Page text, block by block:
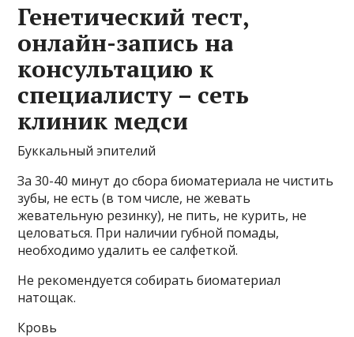
Генетический тест,
онлайн-запись на
консультацию к
специалисту – сеть
клиник медси
Буккальный эпителий
За 30-40 минут до сбора биоматериала не чистить
зубы, не есть (в том числе, не жевать
жевательную резинку), не пить, не курить, не
целоваться. При наличии губной помады,
необходимо удалить ее салфеткой.
Не рекомендуется собирать биоматериал
натощак.
Кровь